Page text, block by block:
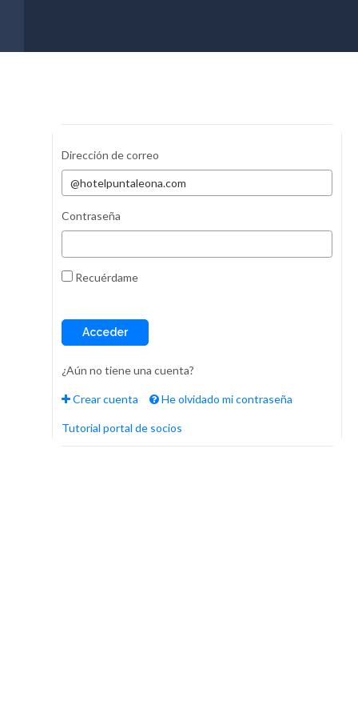
Dirección de correo
Contraseña
Recuérdame
Acceder
¿Aún no tiene una cuenta?
Crear cuenta He olvidado mi contraseña
Tutorial portal de socios